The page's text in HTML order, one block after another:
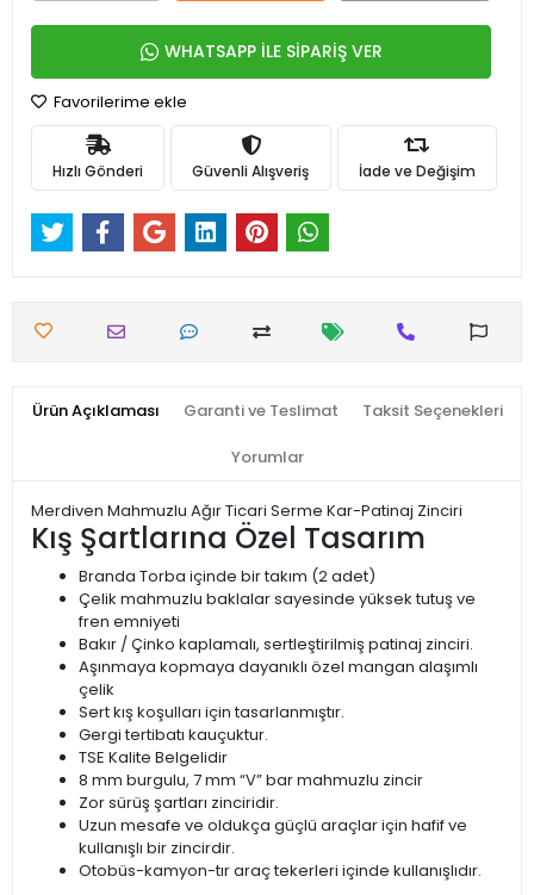
WHATSAPP İLE SİPARİŞ VER
Favorilerime ekle
Hızlı Gönderi Güvenli Alışveriş İade ve Değişim
Ürün Açıklaması Garanti ve Teslimat Taksit Seçenekleri
Yorumlar
Merdiven Mahmuzlu Ağır Ticari Serme Kar-Patinaj Zinciri
Kış Şartlarına Özel Tasarım
Branda Torba içinde bir takım (2 adet)
Çelik mahmuzlu baklalar sayesinde yüksek tutuş ve
fren emniyeti
Bakır / Çinko kaplamalı, sertleştirilmiş patinaj zinciri.
Aşınmaya kopmaya dayanıklı özel mangan alaşımlı
çelik
Sert kış koşulları için tasarlanmıştır.
Gergi tertibatı kauçuktur.
TSE Kalite Belgelidir
8 mm burgulu, 7 mm “V” bar mahmuzlu zincir
Zor sürüş şartları zinciridir.
Uzun mesafe ve oldukça güçlü araçlar için hafif ve
kullanışlı bir zincirdir.
Otobüs-kamyon-tır araç tekerleri içinde kullanışlıdır.